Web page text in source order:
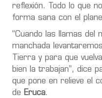
reflexión. Todo lo que
forma sana con el
“Cuando las llamas del
manchada
Tierra y para que
bien la trabajan”, dice
que pone en relieve el
de Eruca.